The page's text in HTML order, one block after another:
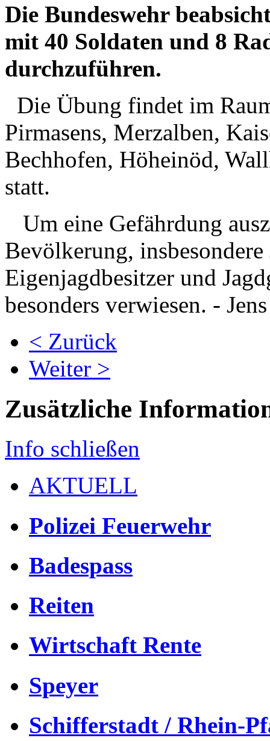
Die Bundeswehr
mit 40 Soldaten und 8
durchzuführen.
Die Übung findet im
Pirmasens, Merzalben,
Bechhofen, Höheinöd,
statt.
Um eine Gefährdung
Bevölkerung,
Eigenjagdbesitzer und
besonders verwiesen. -
< Zurück
Weiter >
Zusätzliche
Info schließen
AKTUELL
Polizei Feuerwehr
Badespass
Reiten
Wirtschaft Rente
Speyer
Schifferstadt / Rhein-